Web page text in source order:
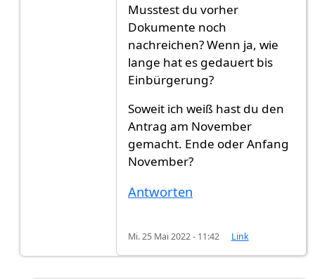
Musstest du vorher
Dokumente noch
nachreichen? Wenn ja, wie
lange hat es gedauert bis
Einbürgerung?
Soweit ich weiß hast du den
Antrag am November
gemacht. Ende oder Anfang
November?
Antworten
Mi. 25 Mai 2022 - 11:42 Link